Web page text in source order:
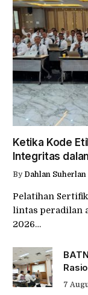
Ketika Kode
Integritas
By Dahlan Suherlan
Pelatihan
lintas peradilan
2026…
7